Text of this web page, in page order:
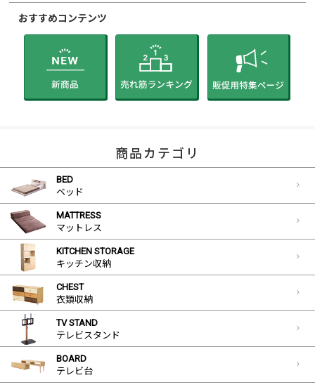
おすすめコンテンツ
商品カテゴリ
BED
ベッド
MATTRESS
マットレス
KITCHEN STORAGE
キッチン収納
CHEST
衣類収納
TV STAND
テレビスタンド
BOARD
テレビ台